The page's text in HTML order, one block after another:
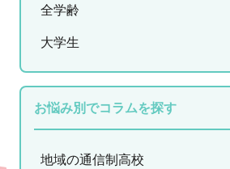
全学齢
大学生
お悩み別でコラムを探す
地域の通信制高校